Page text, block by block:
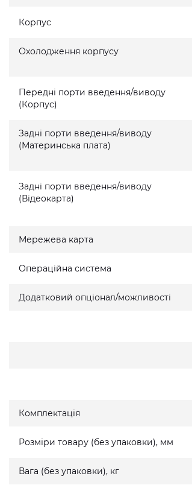
Корпус
Охолодження корпусу
Передні порти введення/виводу
(Корпус)
Задні порти введення/виводу
(Материнська плата)
Задні порти введення/виводу
(Відеокарта)
Мережева карта
Операційна система
Додатковий опціонал/можливості
Комплектація
Розміри товару (без упаковки), мм
Вага (без упаковки), кг